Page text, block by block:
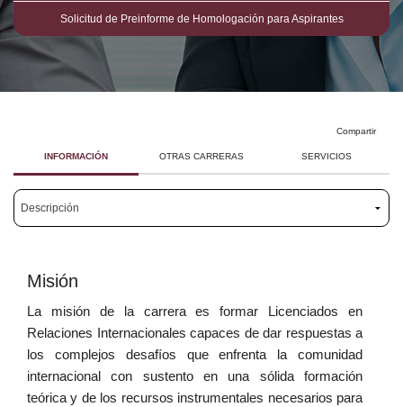
Solicitud de Preinforme de Homologación para Aspirantes
Compartir
INFORMACIÓN OTRAS CARRERAS SERVICIOS
Misión
La misión de la carrera es formar Licenciados en
Relaciones Internacionales capaces de dar respuestas a
los complejos desafíos que enfrenta la comunidad
internacional con sustento en una sólida formación
teórica y de los recursos instrumentales necesarios para